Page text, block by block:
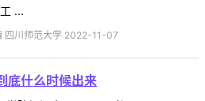
...
四川师范大学 2022-11-07
底什么时候出来